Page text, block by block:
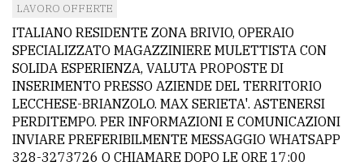
LAVORO OFFERTE
ITALIANO RESIDENTE ZONA BRIVIO, OPERAIO
SPECIALIZZATO MAGAZZINIERE MULETTISTA CON
SOLIDA ESPERIENZA, VALUTA PROPOSTE DI
INSERIMENTO PRESSO AZIENDE DEL TERRITORIO
LECCHESE-BRIANZOLO. MAX SERIETA'. ASTENERSI
PERDITEMPO. PER INFORMAZIONI E COMUNICAZIONI
INVIARE PREFERIBILMENTE MESSAGGIO WHATSAPP
328-3273726 O CHIAMARE DOPO LE ORE 17:00